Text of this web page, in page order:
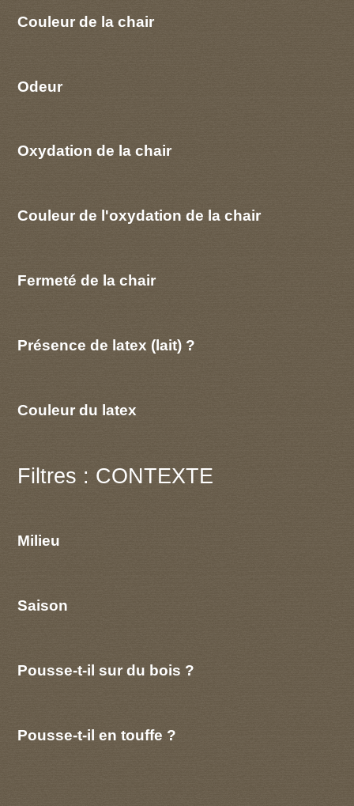
Couleur de la chair
Odeur
Oxydation de la chair
Couleur de l'oxydation de la chair
Fermeté de la chair
Présence de latex (lait) ?
Couleur du latex
Filtres : CONTEXTE
Milieu
Saison
Pousse-t-il sur du bois ?
Pousse-t-il en touffe ?